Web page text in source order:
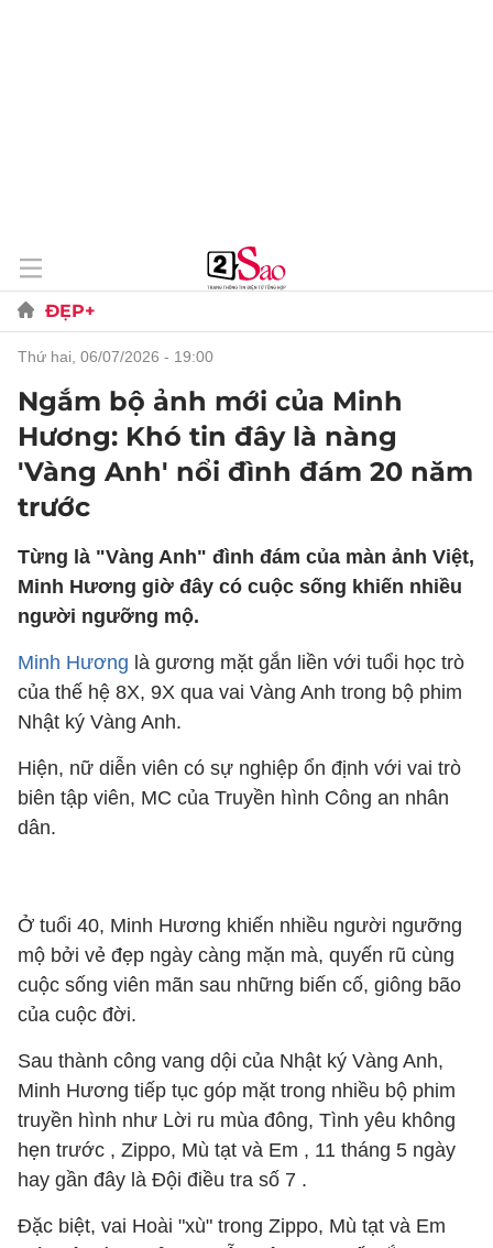
ĐẸP+
thứ hai, 06/07/2026 - 19:00
Ngắm bộ ảnh mới của Minh
Hương: Khó tin đây là nàng
'Vàng Anh' nổi đình đám 20 năm
trước
Từng là "Vàng Anh" đình đám của màn ảnh Việt,
Minh Hương giờ đây có cuộc sống khiến nhiều
người ngưỡng mộ.
Minh Hương là gương mặt gắn liền với tuổi học trò
của thế hệ 8X, 9X qua vai Vàng Anh trong bộ phim
Nhật ký Vàng Anh.
Hiện, nữ diễn viên có sự nghiệp ổn định với vai trò
biên tập viên, MC của Truyền hình Công an nhân
dân.
Ở tuổi 40, Minh Hương khiến nhiều người ngưỡng
mộ bởi vẻ đẹp ngày càng mặn mà, quyến rũ cùng
cuộc sống viên mãn sau những biến cố, giông bão
của cuộc đời.
Sau thành công vang dội của Nhật ký Vàng Anh,
Minh Hương tiếp tục góp mặt trong nhiều bộ phim
truyền hình như Lời ru mùa đông, Tình yêu không
hẹn trước , Zippo, Mù tạt và Em , 11 tháng 5 ngày
hay gần đây là Đội điều tra số 7 .
Đặc biệt, vai Hoài "xù" trong Zippo, Mù tạt và Em